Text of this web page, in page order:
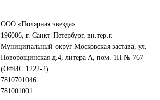
ООО «Полярная звезда»
196006, г. Санкт-Петербург, вн.тер.г.
Муниципальный округ Московская застава, ул.
Новорощинская д.4, литера А, пом. 1Н № 767
(ОФИС 1222-2)
7810701046
781001001